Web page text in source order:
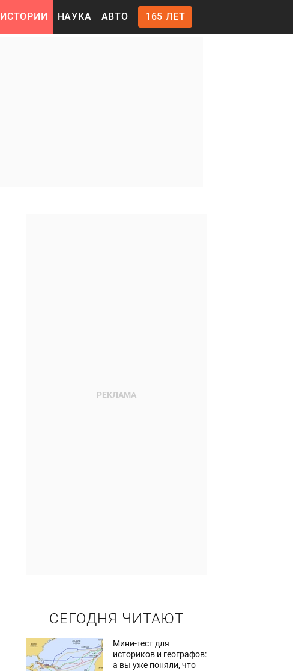
ИСТОРИИ НАУКА АВТО 165 ЛЕТ
СЕГОДНЯ ЧИТАЮТ
Мини-тест для
историков и географов:
а вы уже поняли, что